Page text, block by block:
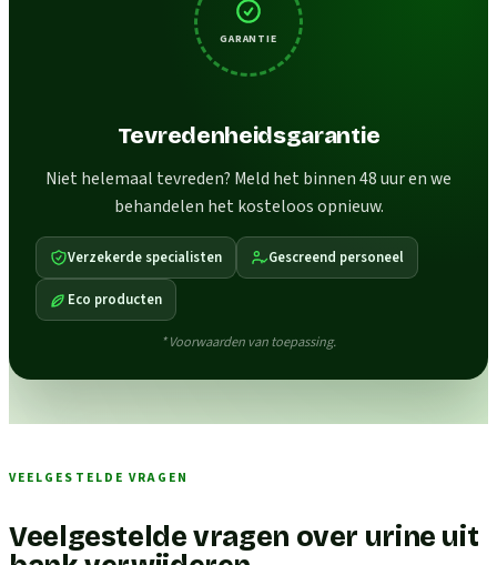
GARANTIE
Tevredenheidsgarantie
Niet helemaal tevreden? Meld het binnen 48 uur en we
behandelen het kosteloos opnieuw.
Verzekerde specialisten Gescreend personeel
Eco producten
* Voorwaarden van toepassing.
VEELGESTELDE VRAGEN
Veelgestelde vragen over urine uit